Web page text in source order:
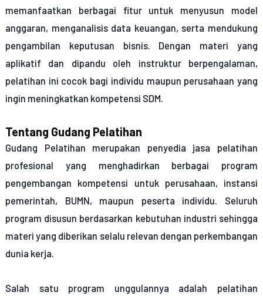
memanfaatkan berbagai fitur untuk menyusun model
anggaran, menganalisis data keuangan, serta mendukung
pengambilan keputusan bisnis. Dengan materi yang
aplikatif dan dipandu oleh instruktur berpengalaman,
pelatihan ini cocok bagi individu maupun perusahaan yang
ingin meningkatkan kompetensi SDM.
Tentang Gudang Pelatihan
Gudang Pelatihan merupakan penyedia jasa pelatihan
profesional yang menghadirkan berbagai program
pengembangan kompetensi untuk perusahaan, instansi
pemerintah, BUMN, maupun peserta individu. Seluruh
program disusun berdasarkan kebutuhan industri sehingga
materi yang diberikan selalu relevan dengan perkembangan
dunia kerja.
Salah satu program unggulannya adalah pelatihan